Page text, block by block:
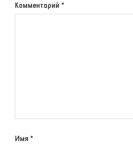
Комментарий *
Имя *